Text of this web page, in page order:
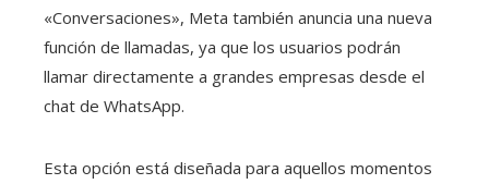
«Conversaciones», Meta también anuncia una nueva
función de llamadas, ya que los usuarios podrán
llamar directamente a grandes empresas desde el
chat de WhatsApp.
Esta opción está diseñada para aquellos momentos